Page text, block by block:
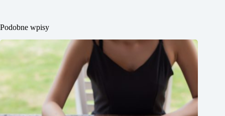
Podobne wpisy